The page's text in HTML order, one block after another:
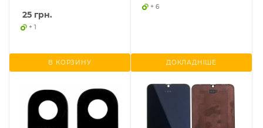
25 грн.
+ 1
В КОРЗИНУ
+ 6
ДОКЛАДНІШЕ